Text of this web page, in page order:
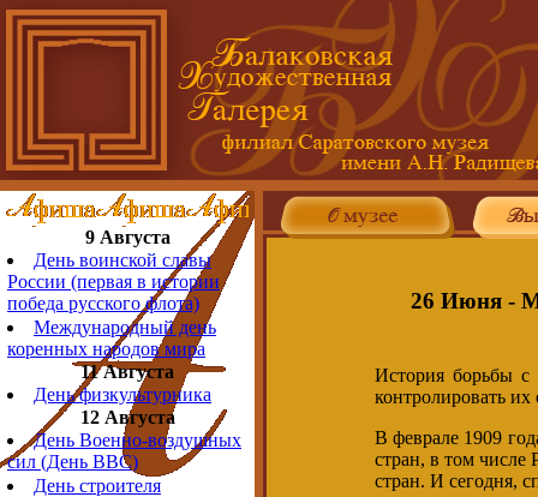
9 Августа
День воинской славы
России (первая в истории
победа русского флота)
Международный день
коренных народов мира
11 Августа
День физкультурника
12 Августа
День Военно-воздушных
сил (День ВВС)
День строителя
26 Июня -
История борьбы с
контролировать
В феврале 1909
стран, в том числе
стран. И сегодня,